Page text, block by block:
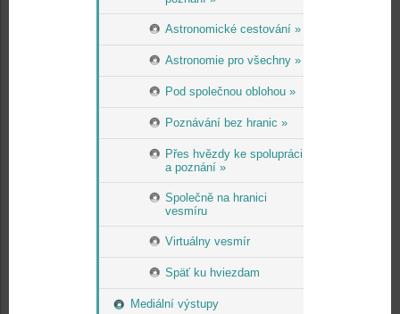
Astronomické cestování »
Astronomie pro všechny »
Pod společnou oblohou »
Poznávání bez hranic »
Přes hvězdy ke spolupráci
a poznání »
Společně na hranici
vesmíru
Virtuálny vesmír
Späť ku hviezdam
Mediální výstupy